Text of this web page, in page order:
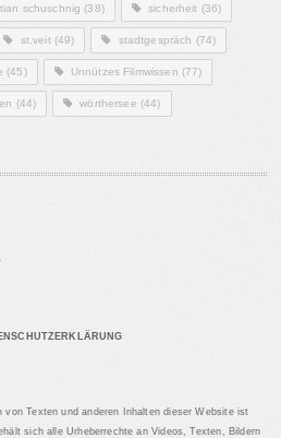
schuschnig (38) sicherheit (36)
st.veit(49) stadtgespräch (74)
(45) Unnützes Filmwissen (77)
(44) wörthersee (44)
von Texten und anderen Inhalten dieser Website ist
sich alle Urheberrechte an Videos, Texten, Bildern